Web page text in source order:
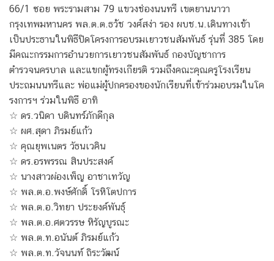
66/1 ซอย พระรามสาม 79 แขวงช่องนนทรี เขตยานนาวา
กรุงเทพมหานคร พล.ต.ต.ธว้ช วงศ์สง่า รอง ผบช.น.เดินทางเข้า
เป็นประธานในพิธีปิดโครงการอบรมเยาวชนสัมพันธ์ รุ่นที่ 385 โดย
มีคณะกรรมการอำนวยการเยาวชนสัมพันธ์ กองบัญชาการ
ตำรวจนครบาล และแขกผู้ทรงเกียรติ รวมถึงคณะคุณครูโรงเรียน
ประถมนนทรีและ พ่อแม่ผู้ปกครองของนักเรียนที่เข้าร่วมอบรมในโค
รงการฯ ร่วมในพิธี อาทิ
☆ ดร.วนิดา บดินทร์ภักดีกุล
☆ ผศ.สุดา ภิรมย์แก้ว
☆ คุณยุพเนตร วัธนเวคิน
☆ ดร.อรพรรณ สินประสงค์
☆ นางสาวผ่องเพ็ญ อาชาเทวัญ
☆ พล.ต.อ.พงษ์ศักดิ์ โรหิโตปการ
☆ พล.ต.อ.วิทยา ประยงค์พันธุ์
☆ พล.ต.อ.ศตวรรษ หิรัญบูรณะ
☆ พล.ต.ท.อนันต์ ภิรมย์แก้ว
☆ พล.ต.ท.วัจนนท์ ถิระวัฒน์